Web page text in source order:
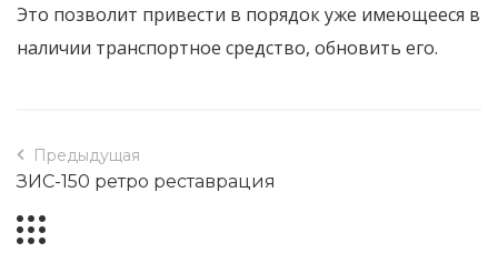
Это позволит привести в порядок уже имеющееся в
наличии транспортное средство, обновить его.
Предыдущая
ЗИС-150 ретро реставрация